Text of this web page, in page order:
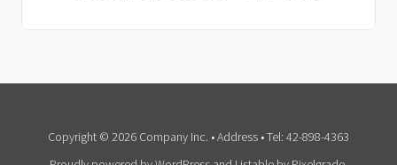
Copyright © 2026 Company Inc. • Address • Tel: 42-898-4363